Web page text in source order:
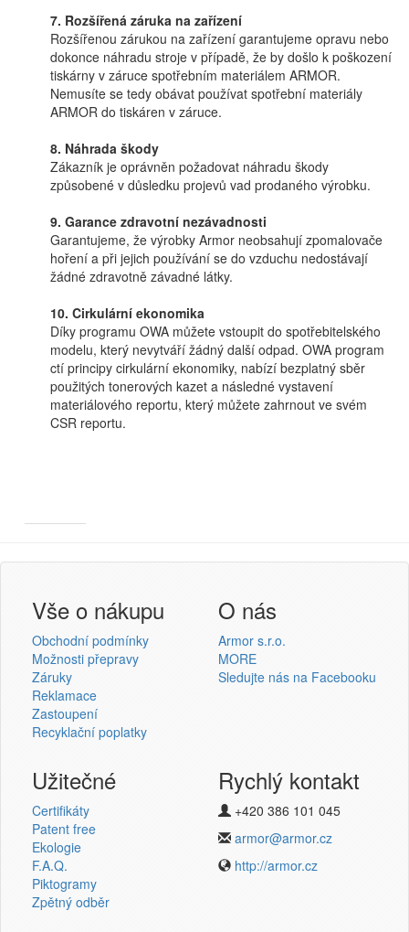
7. Rozšířená záruka na zařízení
Rozšířenou zárukou na zařízení garantujeme opravu nebo
dokonce náhradu stroje v případě, že by došlo k poškození
tiskárny v záruce spotřebním materiálem ARMOR.
Nemusíte se tedy obávat používat spotřební materiály
ARMOR do tiskáren v záruce.
8. Náhrada škody
Zákazník je oprávněn požadovat náhradu škody
způsobené v důsledku projevů vad prodaného výrobku.
9. Garance zdravotní nezávadnosti
Garantujeme, že výrobky Armor neobsahují zpomalovače
hoření a při jejich používání se do vzduchu nedostávají
žádné zdravotně závadné látky.
10. Cirkulární ekonomika
Díky programu OWA můžete vstoupit do spotřebitelského
modelu, který nevytváří žádný další odpad. OWA program
ctí principy cirkulární ekonomiky, nabízí bezplatný sběr
použitých tonerových kazet a následné vystavení
materiálového reportu, který můžete zahrnout ve svém
CSR reportu.
Přihlásit se
Nová registrace
Termotransferové pásky
v novém e-shopu
Vše o nákupu
Obchodní podmínky
Možnosti přepravy
Záruky
Reklamace
Zastoupení
Recyklační poplatky
O nás
Armor s.r.o.
MORE
Sledujte nás na Facebooku
Užitečné
Certifikáty
Patent free
Ekologie
F.A.Q.
Piktogramy
Zpětný odběr
Rychlý kontakt
+420 386 101 045
armor@armor.cz
http://armor.cz